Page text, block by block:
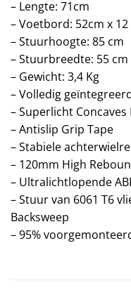
– Lengte: 71cm
– Voetbord: 52cm x 12
– Stuurhoogte: 85 cm
– Stuurbreedte: 55 cm
– Gewicht: 3,4 Kg
– Volledig
– Superlicht
– Antislip Grip Tape
– Stabiele
– 120mm High
– Ultralichtlopende
– Stuur van 6061 T6
Backsweep
– 95%